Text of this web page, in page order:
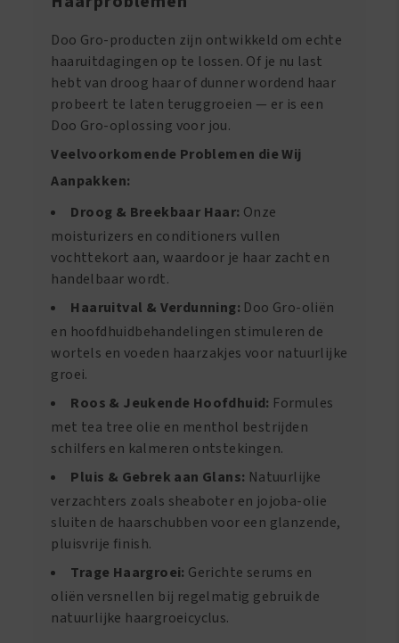
Doo Gro-producten zijn ontwikkeld om echte
haaruitdagingen op te lossen. Of je nu last
hebt van droog haar of dunner wordend haar
probeert te laten teruggroeien — er is een
Doo Gro-oplossing voor jou.
Veelvoorkomende Problemen die Wij
Aanpakken:
Droog & Breekbaar Haar: Onze
moisturizers en conditioners vullen
vochttekort aan, waardoor je haar zacht en
handelbaar wordt.
Haaruitval & Verdunning: Doo Gro-oliën
en hoofdhuidbehandelingen stimuleren de
wortels en voeden haarzakjes voor natuurlijke
groei.
Roos & Jeukende Hoofdhuid: Formules
met tea tree olie en menthol bestrijden
schilfers en kalmeren ontstekingen.
Pluis & Gebrek aan Glans: Natuurlijke
verzachters zoals sheaboter en jojoba-olie
sluiten de haarschubben voor een glanzende,
pluisvrije finish.
Trage Haargroei: Gerichte serums en
oliën versnellen bij regelmatig gebruik de
natuurlijke haargroeicyclus.